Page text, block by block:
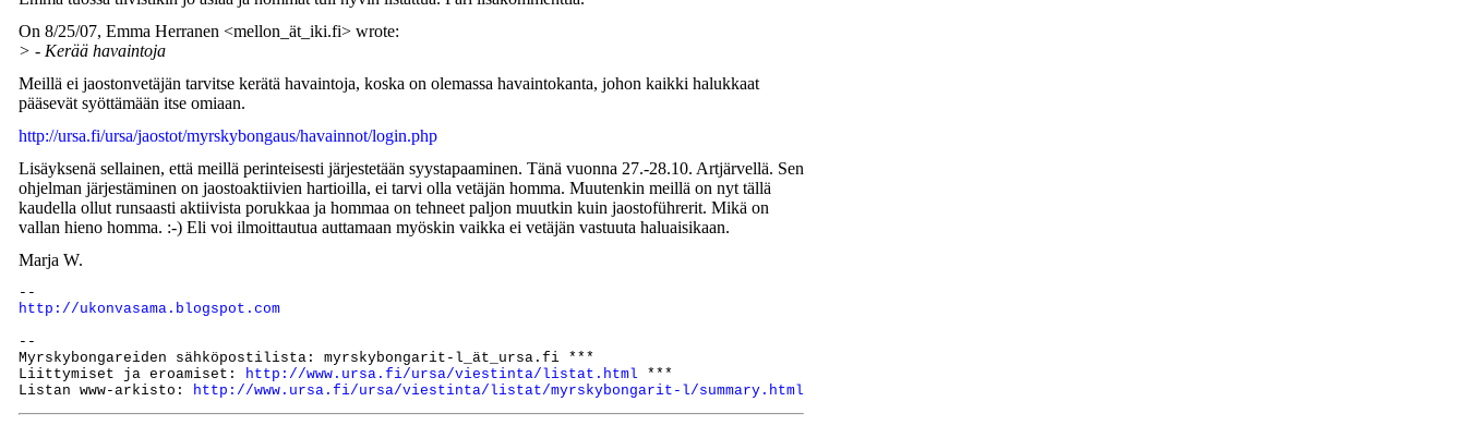
On 8/25/07, Emma Herranen <mellon_ät_iki.fi> wrote:
> - Kerää havaintoja
Meillä ei jaostonvetäjän tarvitse kerätä havaintoja, koska on olemassa havaintokanta, johon kaikki halukkaat
pääsevät syöttämään itse omiaan.
http://ursa.fi/ursa/jaostot/myrskybongaus/havainnot/login.php
Lisäyksenä sellainen, että meillä perinteisesti järjestetään syystapaaminen. Tänä vuonna 27.-28.10. Artjärvellä. Sen
ohjelman järjestäminen on jaostoaktiivien hartioilla, ei tarvi olla vetäjän homma. Muutenkin meillä on nyt tällä
kaudella ollut runsaasti aktiivista porukkaa ja hommaa on tehneet paljon muutkin kuin jaostoführerit. Mikä on
vallan hieno homma. :-) Eli voi ilmoittautua auttamaan myöskin vaikka ei vetäjän vastuuta haluaisikaan.
Marja W.
http://ukonvasama.blogspot.com
--
Myrskybongareiden sähköpostilista: myrskybongarit-l_ät_ursa.fi ***
Liittymiset ja eroamiset:
http://www.ursa.fi/ursa/viestinta/listat.html ***
Listan www-arkisto:
http://www.ursa.fi/ursa/viestinta/listat/myrskybongarit-l/summary.html